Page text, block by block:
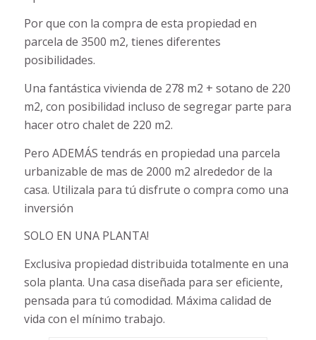
Por que con la compra de esta propiedad en
parcela de 3500 m2, tienes diferentes
posibilidades.
Una fantástica vivienda de 278 m2 + sotano de 220
m2, con posibilidad incluso de segregar parte para
hacer otro chalet de 220 m2.
Pero ADEMÁS tendrás en propiedad una parcela
urbanizable de mas de 2000 m2 alrededor de la
casa. Utilizala para tú disfrute o compra como una
inversión
SOLO EN UNA PLANTA!
Exclusiva propiedad distribuida totalmente en una
sola planta. Una casa diseñada para ser eficiente,
pensada para tú comodidad. Máxima calidad de
vida con el mínimo trabajo.